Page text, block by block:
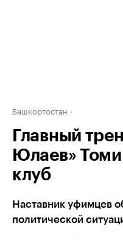
Башкортостан
Главный
Юлаев»
клуб
Наставник уфимцев
политической